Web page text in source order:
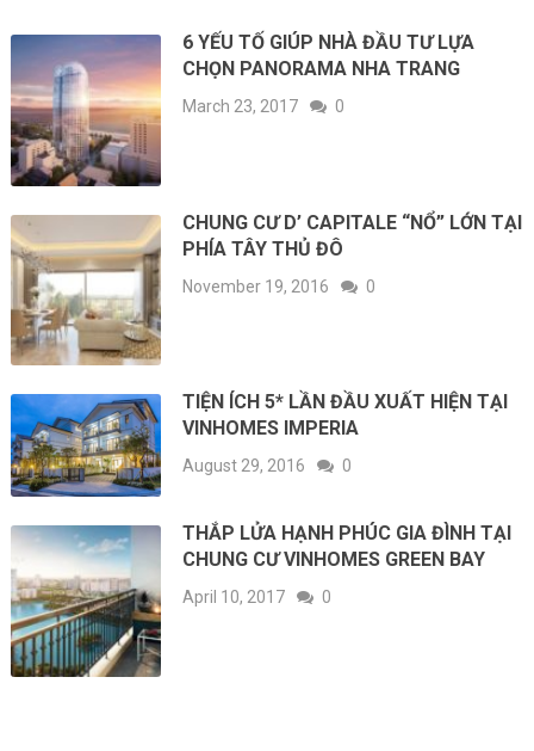
6 YẾU TỐ GIÚP NHÀ ĐẦU TƯ LỰA
CHỌN PANORAMA NHA TRANG
March 23, 2017 0
CHUNG CƯ D’ CAPITALE “NỔ” LỚN TẠI
PHÍA TÂY THỦ ĐÔ
November 19, 2016 0
TIỆN ÍCH 5* LẦN ĐẦU XUẤT HIỆN TẠI
VINHOMES IMPERIA
August 29, 2016 0
THẮP LỬA HẠNH PHÚC GIA ĐÌNH TẠI
CHUNG CƯ VINHOMES GREEN BAY
April 10, 2017 0